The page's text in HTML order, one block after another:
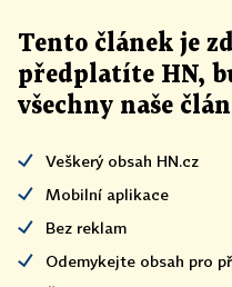
Tento článek je
předplatíte HN,
všechny naše
Veškerý obsah HN.cz
Mobilní aplikace
Bez reklam
Odemykejte obsah pro